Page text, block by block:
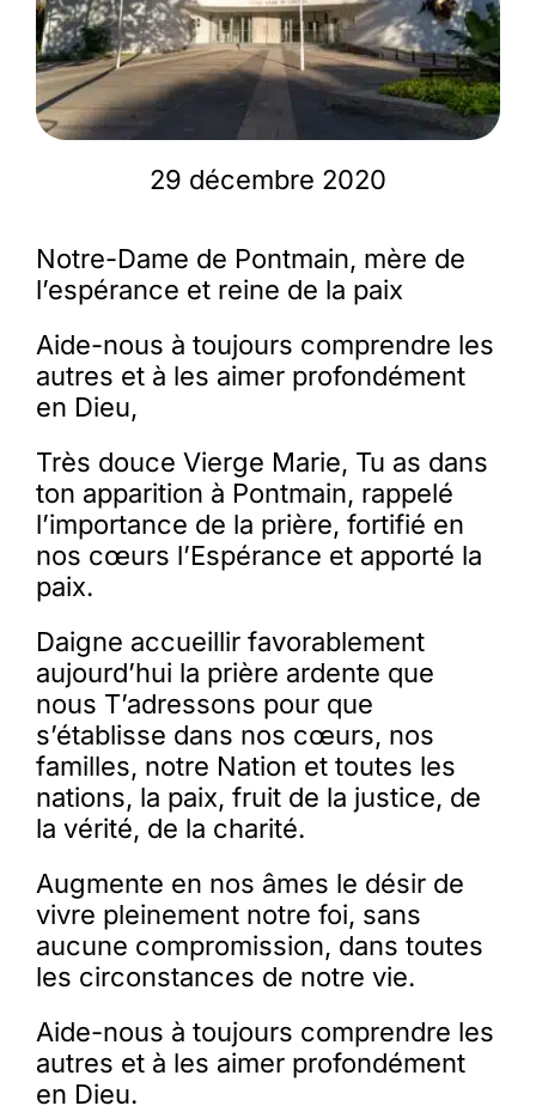
Membres
La revue Responsables
29 décembre 2020
Notre-Dame de Pontmain, mère de
l’espérance et reine de la paix
Aide-nous à toujours comprendre les
autres et à les aimer profondément
en Dieu,
Très douce Vierge Marie, Tu as dans
ton apparition à Pontmain, rappelé
l’importance de la prière, fortifié en
nos cœurs l’Espérance et apporté la
paix.
Daigne accueillir favorablement
aujourd’hui la prière ardente que
nous T’adressons pour que
s’établisse dans nos cœurs, nos
familles, notre Nation et toutes les
nations, la paix, fruit de la justice, de
la vérité, de la charité.
Augmente en nos âmes le désir de
vivre pleinement notre foi, sans
aucune compromission, dans toutes
les circonstances de notre vie.
Aide-nous à toujours comprendre les
autres et à les aimer profondément
en Dieu.